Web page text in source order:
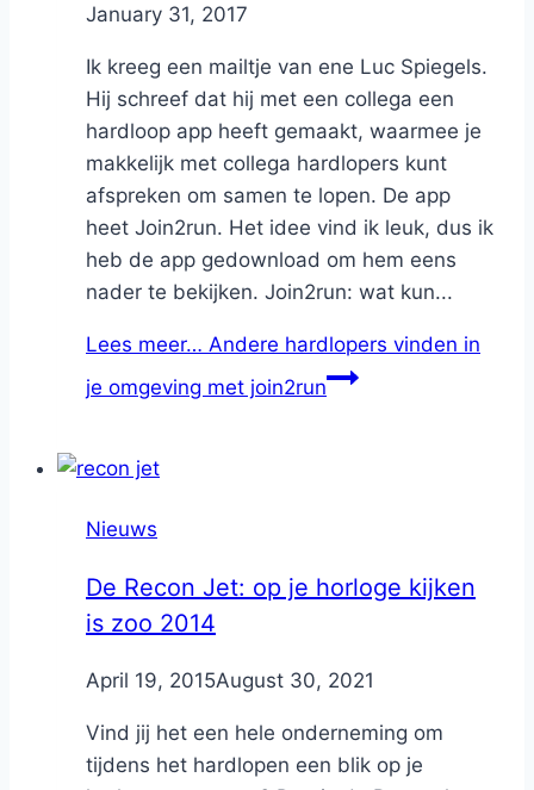
ByNicole
January 31, 2017
Ik kreeg een mailtje van ene Luc Spiegels.
Hij schreef dat hij met een collega een
hardloop app heeft gemaakt, waarmee je
makkelijk met collega hardlopers kunt
afspreken om samen te lopen. De app
heet Join2run. Het idee vind ik leuk, dus ik
heb de app gedownload om hem eens
nader te bekijken. Join2run: wat kun...
Lees meer… Andere hardlopers vinden in
je omgeving met join2run
Nieuws
De Recon Jet: op je horloge kijken
is zoo 2014
ByNicole
April 19, 2015August 30, 2021
Vind jij het een hele onderneming om
tijdens het hardlopen een blik op je